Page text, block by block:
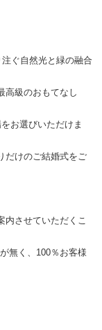
ぐ自然光と緑の融合
高級のおもてなし
お選びいただけま
だけのご結婚式をご
内させていただくこ
無く、100％お客様